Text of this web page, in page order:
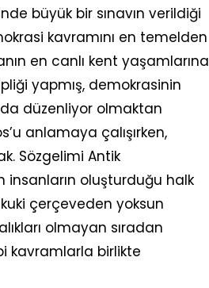
büyük bir sınavın verildiği
kavramını en temelden
en canlı kent yaşamlarına
yapmış, demokrasinin
düzenliyor olmaktan
anlamaya çalışırken,
Sözgelimi Antik
insanların oluşturduğu halk
çerçeveden yoksun
olmayan sıradan
kavramlarla birlikte